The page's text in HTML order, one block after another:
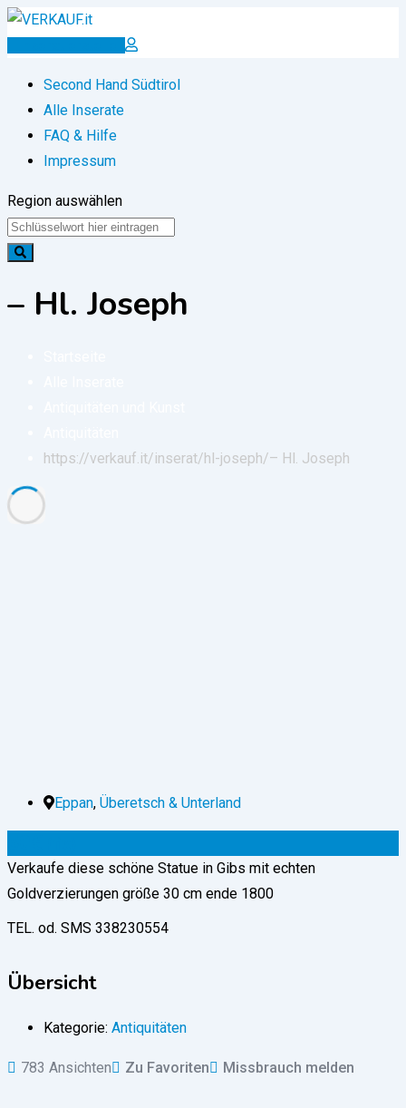
Zum
Inserat erstellen
Second Hand Südtirol
Alle Inserate
FAQ & Hilfe
Impressum
Region auswählen
– Hl. Joseph
https://verkauf.it/inserat/hl-joseph/– Hl. Joseph
Eppan, Überetsch & Unterland
Verkaufe diese schöne Statue in Gibs mit echten
Goldverzierungen größe 30 cm ende 1800
TEL. od. SMS 338230554
Übersicht
Kategorie: Antiquitäten
783 Ansichten Zu Favoriten Missbrauch melden